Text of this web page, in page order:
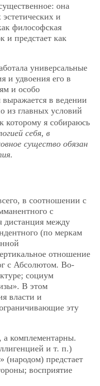
она
и
философская
и предстает как
универсальные
и удвоения его в
и особо
в ведении
из главных условий
которому я собираюсь
себя, в
существо обязан
.
в соотношении с
с
дистанция между
(по меркам
отношение
с Абсолютом. Во-
социум
В этом
власти и
эту
а комплементарны.
и т. п.)
(народом) предстает
восприятие